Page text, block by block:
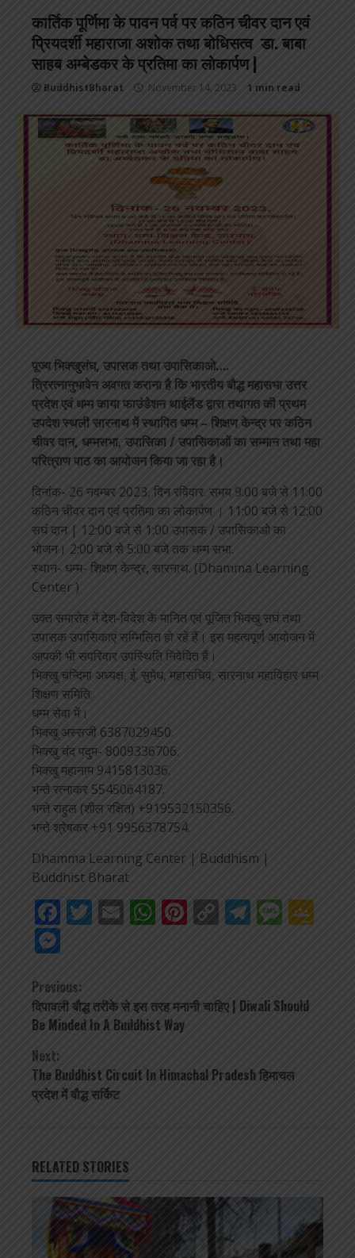
कार्तिक पूर्णिमा के पावन पर्व पर कठिन चीवर दान एवं
प्रियदर्शी महाराजा अशोक तथा बोधिसत्व डा. बाबा
साहब अम्बेडकर के प्रतिमा का लोकार्पण |
BuddhistBharat November 14, 2023 1 min read
पूज्य भिक्खुसंघ, उपासक तथा उपासिकाओ….
त्रिरत्नानुभावेन अवगत कराना है कि भारतीय बौद्ध महासभा उत्तर
प्रदेश एवं धम्म काया फाउंडेशन थाईलैंड द्वारा तथागत की प्रथम
उपदेश स्थली सारनाथ में स्थापित धम्म – शिक्षण केन्द्र पर कठिन
चीवर दान, धम्मसभा, उपासिका / उपासिकाओं का सम्मान तथा महा
परित्राण पाठ का आयोजन किया जा रहा है।
दिनांक- 26 नवम्बर 2023, दिन रविवार. समय 9:00 बजे से 11:00
कठिन चीवर दान एवं प्रतिमा का लोकार्पण । 11:00 बजे से 12:00
सघं दान | 12:00 बजे से 1:00 उपासक / उपासिकाओ का
भोजन। 2:00 बजे से 5:00 बजे तक धम्म सभा.
स्थान- धम्म- शिक्षण केन्द्र, सारनाथ. (Dhamma Learning
Center )
उक्त समारोह में देश-विदेश के मानित एवं पूजित भिक्खु सघं तथा
उपासक उपासिकाएं सम्मिलित हो रहें हैं। इस महत्वपूर्ण आयोजन में
आपकी भी सपरिवार उपस्थिति निवेदित हैं।
भिक्खु चन्दिमा अध्यक्ष, ई. सुमेध, महासचिव, सारनाथ महाविहार धम्म
शिक्षण समिति.
धम्म सेवा में।
भिक्खु अस्सजी 6387029450.
भिक्खु चंद पदुम- 8009336706.
भिक्खु महानाम 9415813036.
भन्ते रत्नाकर 5545064187.
भन्ते राहुल (शील रक्षित) +919532150356.
भन्ते श्रेषकर +91 9956378754.
Dhamma Learning Center | Buddhism |
Buddhist Bharat
Facebook
Twitter
EmailWhatsApp
Pinterest
Copy
Continue
Reading
Previous:
दिपावली बौद्ध तरीके से इस तरह मनानी चाहिए | Diwali Should
Be Minded In A Buddhist Way
Next:
The Buddhist Circuit In Himachal Pradesh हिमाचल
प्रदेश में बौद्ध सर्किट
RELATED STORIES